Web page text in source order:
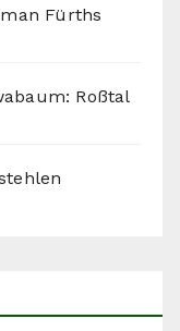
Fürths
Roßtal